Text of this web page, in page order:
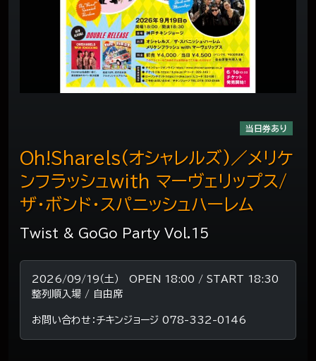
当日券あり
Twist & GoGo Party Vol.15
Oh!Sharels(オシャレルズ)／メリケ
ンフラッシュwith マーヴェリップス/
ザ・ボンド・スパニッシュハーレム
2026/09/19（土） OPEN 18:00 / START 18:30
整列順入場 / 自由席
お問い合わせ：チキンジョージ 078-332-0146